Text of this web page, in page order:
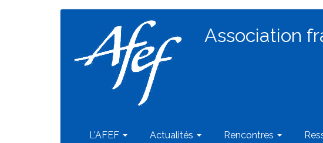
Association
Navigation
principale
L'AFEF Actualités Rencontres